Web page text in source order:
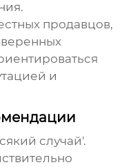
продавцов,
и
случай'.